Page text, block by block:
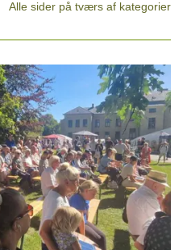
Alle sider på tværs af kategorier